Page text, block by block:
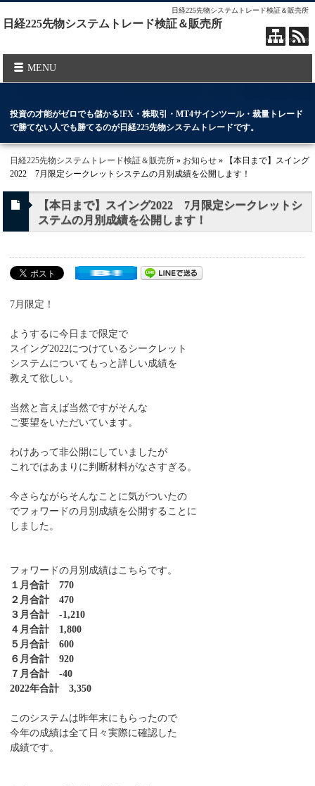
日経225先物システムトレード検証＆販売所
日経225先物システムトレード検証＆販売所
MENU
投資の才能がゼロでも儲かる!FX・株取引・MT4サインツール・裁量トレード
で勝てない人でも勝てるのが日経225先物システムトレードです。
日経225先物システムトレード検証＆販売所 » お知らせ » 【本日まで】スイング
2022 7月限定シークレットシステムの月別成績を公開します！
【本日まで】スイング2022 7月限定シークレットシ
ステムの月別成績を公開します！
7月限定！
ようするに今日まで限定で
スイング2022につけているシークレット
システムについてもっと詳しい成績を
教えて欲しい。
当然と言えば当然ですがそんな
ご要望をいただいています。
わけあって非公開にしていましたが
これではあまりに判断材料がなさすぎる。
今さらながらそんなことに気がついたの
でフォワードの月別成績を公開することに
しました。
フォワードの月別成績はこちらです。
１月合計 770
２月合計 470
３月合計 -1,210
４月合計 1,800
５月合計 600
６月合計 920
７月合計 -40
2022年合計 3,350
このシステムは昨年末にもらったので
今年の成績は全て日々実際に確認した
成績です。